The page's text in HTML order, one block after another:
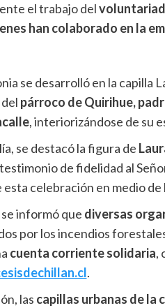
el trabajo del
han colaborado en la
se desarrolló en la capilla
párroco de Quirihue,
, interiorizándose de su
se destacó la figura de
de fidelidad al
esta celebración en medio
informó que diversas
por los incendios
cuenta corriente solidaria,
.
las capillas urbanas de la